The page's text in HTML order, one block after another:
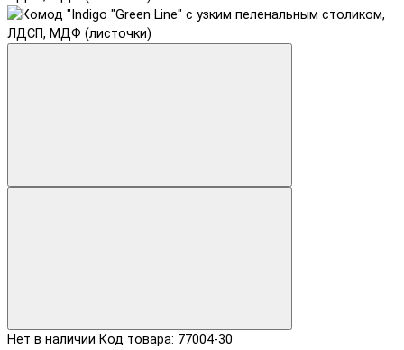
Нет в наличии Код товара: 77004-30